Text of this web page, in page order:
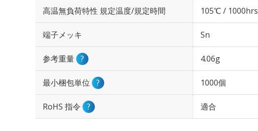
高温無負荷特性 規定温度/規定時間 105℃ / 1000hrs
端子メッキ Sn
参考重量 ? 4.06g
最小梱包単位 ? 1000個
RoHS 指令 ? 適合